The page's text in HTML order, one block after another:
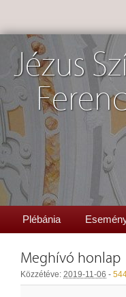
Jézus
Plébánia
Meghívó honlap
Közzétéve: 2019-11-06 -